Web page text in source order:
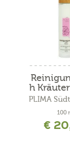
h
100
€